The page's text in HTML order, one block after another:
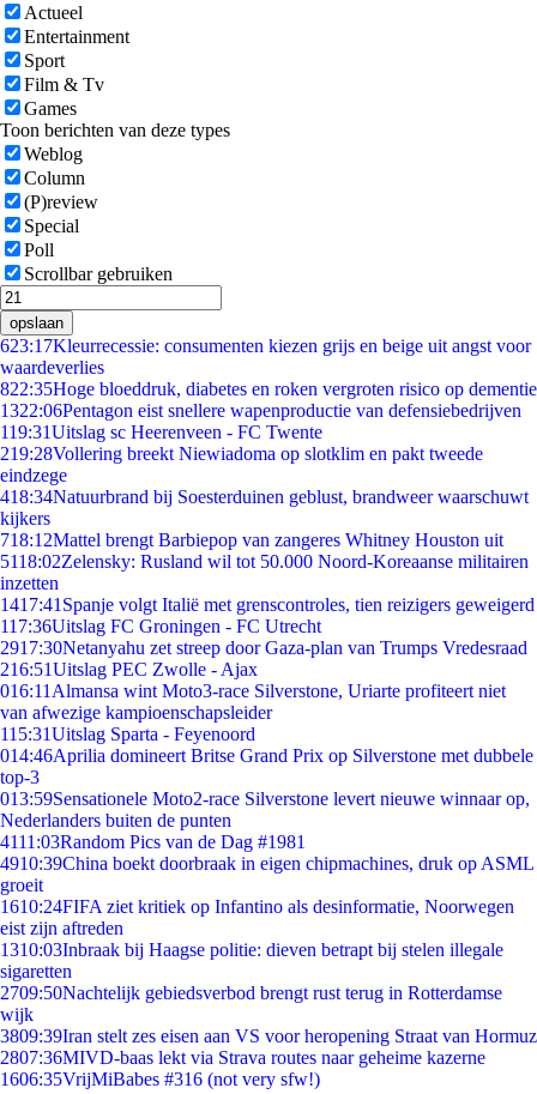
Actueel
Entertainment
Sport
Film & Tv
Games
Toon berichten van deze types
Weblog
Column
(P)review
Special
Poll
Scrollbar gebruiken
opslaan
623:17Kleurrecessie: consumenten kiezen grijs en beige uit angst voor
waardeverlies
822:35Hoge bloeddruk, diabetes en roken vergroten risico op dementie
1322:06Pentagon eist snellere wapenproductie van defensiebedrijven
119:31Uitslag sc Heerenveen - FC Twente
219:28Vollering breekt Niewiadoma op slotklim en pakt tweede
eindzege
418:34Natuurbrand bij Soesterduinen geblust, brandweer waarschuwt
kijkers
718:12Mattel brengt Barbiepop van zangeres Whitney Houston uit
5118:02Zelensky: Rusland wil tot 50.000 Noord-Koreaanse militairen
inzetten
1417:41 Spanje volgt Italië met grenscontroles, tien reizigers geweigerd
117:36Uitslag FC Groningen - FC Utrecht
2917:30Netanyahu zet streep door Gaza-plan van Trumps Vredesraad
216:51Uitslag PEC Zwolle - Ajax
016:11 Almansa wint Moto3-race Silverstone, Uriarte profiteert niet
van afwezige kampioenschapsleider
115:31Uitslag Sparta - Feyenoord
014:46Aprilia domineert Britse Grand Prix op Silverstone met dubbele
top-3
013:59Sensationele Moto2-race Silverstone levert nieuwe winnaar op,
Nederlanders buiten de punten
4111:03Random Pics van de Dag #1981
4910:39China boekt doorbraak in eigen chipmachines, druk op ASML
groeit
1610:24FIFA ziet kritiek op Infantino als desinformatie, Noorwegen
eist zijn aftreden
1310:03Inbraak bij Haagse politie: dieven betrapt bij stelen illegale
sigaretten
2709:50Nachtelijk gebiedsverbod brengt rust terug in Rotterdamse
wijk
3809:39Iran stelt zes eisen aan VS voor heropening Straat van Hormuz
2807:36MIVD-baas lekt via Strava routes naar geheime kazerne
1606:35VrijMiBabes #316 (not very sfw!)